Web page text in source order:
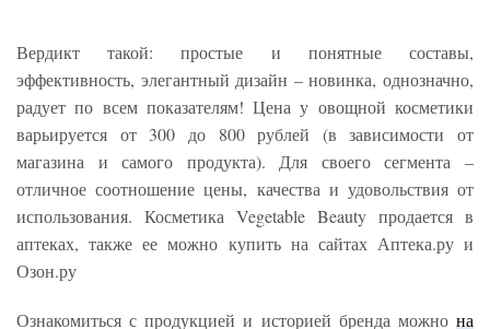
Вердикт такой: простые и понятные составы,
эффективность, элегантный дизайн – новинка, однозначно,
радует по всем показателям! Цена у овощной косметики
варьируется от 300 до 800 рублей (в зависимости от
магазина и самого продукта). Для своего сегмента –
отличное соотношение цены, качества и удовольствия от
использования. Косметика Vegetable Beauty продается в
аптеках, также ее можно купить на сайтах Аптека.ру и
Озон.ру
Ознакомиться с продукцией и историей бренда можно на